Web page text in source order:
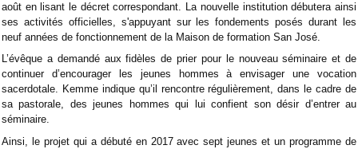
août en lisant le décret correspondant. La nouvelle institution débutera ainsi
ses activités officielles, s'appuyant sur les fondements posés durant les
neuf années de fonctionnement de la Maison de formation San José.
L’évêque a demandé aux fidèles de prier pour le nouveau séminaire et de
continuer d’encourager les jeunes hommes à envisager une vocation
sacerdotale. Kemme indique qu’il rencontre régulièrement, dans le cadre de
sa pastorale, des jeunes hommes qui lui confient son désir d’entrer au
séminaire.
Ainsi, le projet qui a débuté en 2017 avec sept jeunes et un programme de